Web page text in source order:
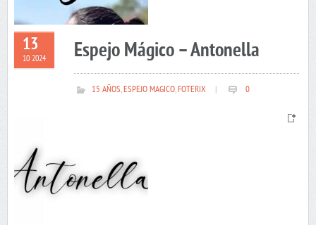
13
10 2024 Espejo Mágico – Antonella
15 AÑOS,ESPEJO MAGICO,FOTERIX 0